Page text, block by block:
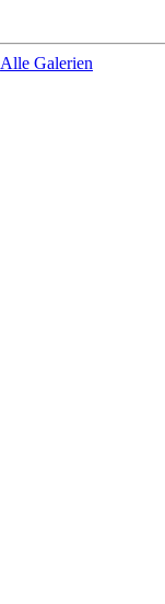
Alle Galerien